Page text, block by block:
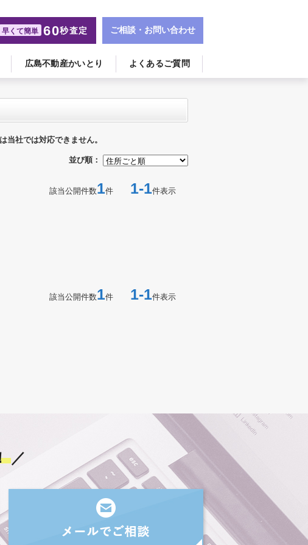
広島不動産かいとり よくあるご質問
早くて簡単 60秒査定 ご相談・お問い合わせ
社では対応できません。
並び順：
該当公開件数1件 1-1件表示
該当公開件数1件 1-1件表示
／